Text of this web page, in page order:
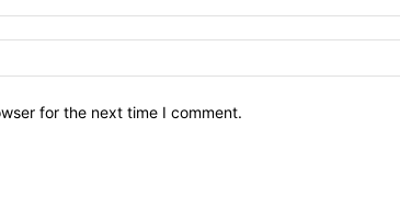
for the next time I comment.